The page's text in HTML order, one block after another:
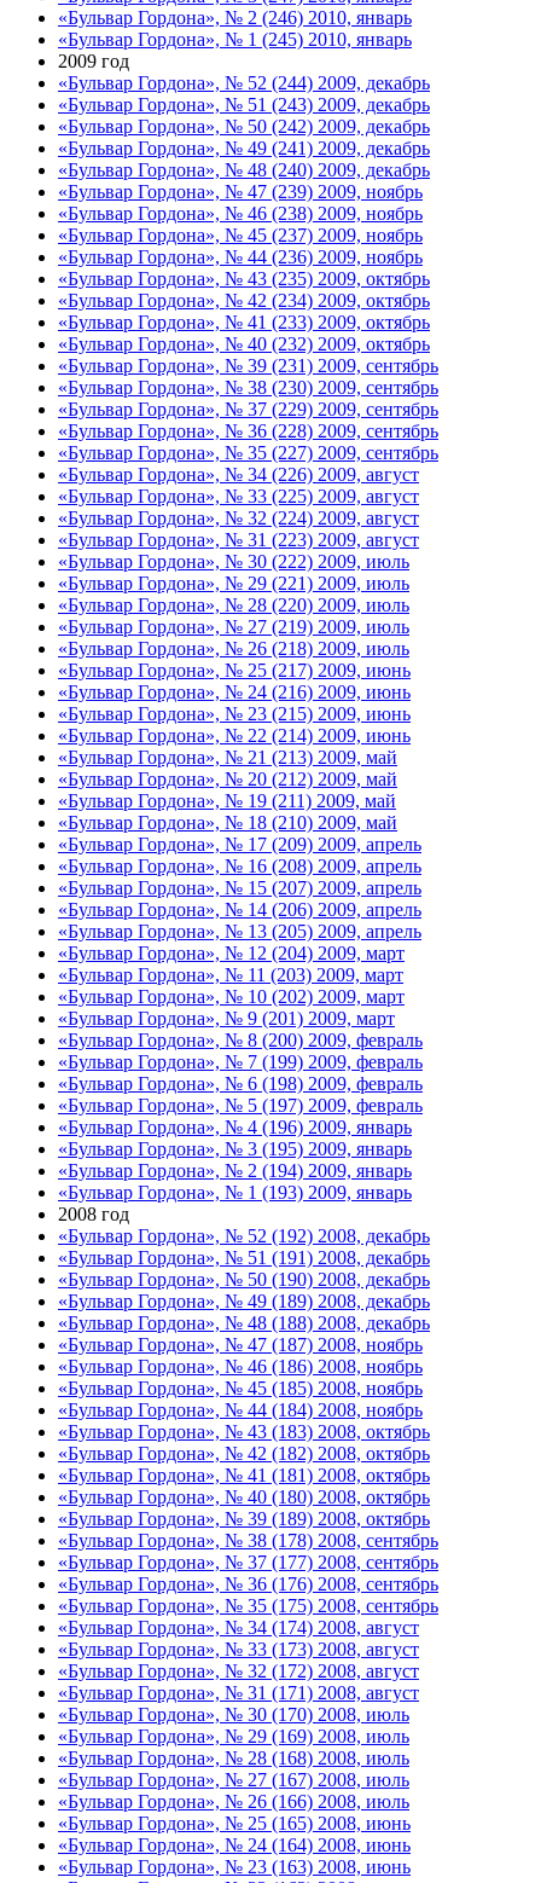
«Бульвар Гордона», № 2 (246) 2010, январь
«Бульвар Гордона», № 1 (245) 2010, январь
2009 год
«Бульвар Гордона», № 52 (244) 2009, декабрь
«Бульвар Гордона», № 51 (243) 2009, декабрь
«Бульвар Гордона», № 50 (242) 2009, декабрь
«Бульвар Гордона», № 49 (241) 2009, декабрь
«Бульвар Гордона», № 48 (240) 2009, декабрь
«Бульвар Гордона», № 47 (239) 2009, ноябрь
«Бульвар Гордона», № 46 (238) 2009, ноябрь
«Бульвар Гордона», № 45 (237) 2009, ноябрь
«Бульвар Гордона», № 44 (236) 2009, ноябрь
«Бульвар Гордона», № 43 (235) 2009, октябрь
«Бульвар Гордона», № 42 (234) 2009, октябрь
«Бульвар Гордона», № 41 (233) 2009, октябрь
«Бульвар Гордона», № 40 (232) 2009, октябрь
«Бульвар Гордона», № 39 (231) 2009, сентябрь
«Бульвар Гордона», № 38 (230) 2009, сентябрь
«Бульвар Гордона», № 37 (229) 2009, сентябрь
«Бульвар Гордона», № 36 (228) 2009, сентябрь
«Бульвар Гордона», № 35 (227) 2009, сентябрь
«Бульвар Гордона», № 34 (226) 2009, август
«Бульвар Гордона», № 33 (225) 2009, август
«Бульвар Гордона», № 32 (224) 2009, август
«Бульвар Гордона», № 31 (223) 2009, август
«Бульвар Гордона», № 30 (222) 2009, июль
«Бульвар Гордона», № 29 (221) 2009, июль
«Бульвар Гордона», № 28 (220) 2009, июль
«Бульвар Гордона», № 27 (219) 2009, июль
«Бульвар Гордона», № 26 (218) 2009, июль
«Бульвар Гордона», № 25 (217) 2009, июнь
«Бульвар Гордона», № 24 (216) 2009, июнь
«Бульвар Гордона», № 23 (215) 2009, июнь
«Бульвар Гордона», № 22 (214) 2009, июнь
«Бульвар Гордона», № 21 (213) 2009, май
«Бульвар Гордона», № 20 (212) 2009, май
«Бульвар Гордона», № 19 (211) 2009, май
«Бульвар Гордона», № 18 (210) 2009, май
«Бульвар Гордона», № 17 (209) 2009, апрель
«Бульвар Гордона», № 16 (208) 2009, апрель
«Бульвар Гордона», № 15 (207) 2009, апрель
«Бульвар Гордона», № 14 (206) 2009, апрель
«Бульвар Гордона», № 13 (205) 2009, апрель
«Бульвар Гордона», № 12 (204) 2009, март
«Бульвар Гордона», № 11 (203) 2009, март
«Бульвар Гордона», № 10 (202) 2009, март
«Бульвар Гордона», № 9 (201) 2009, март
«Бульвар Гордона», № 8 (200) 2009, февраль
«Бульвар Гордона», № 7 (199) 2009, февраль
«Бульвар Гордона», № 6 (198) 2009, февраль
«Бульвар Гордона», № 5 (197) 2009, февраль
«Бульвар Гордона», № 4 (196) 2009, январь
«Бульвар Гордона», № 3 (195) 2009, январь
«Бульвар Гордона», № 2 (194) 2009, январь
«Бульвар Гордона», № 1 (193) 2009, январь
2008 год
«Бульвар Гордона», № 52 (192) 2008, декабрь
«Бульвар Гордона», № 51 (191) 2008, декабрь
«Бульвар Гордона», № 50 (190) 2008, декабрь
«Бульвар Гордона», № 49 (189) 2008, декабрь
«Бульвар Гордона», № 48 (188) 2008, декабрь
«Бульвар Гордона», № 47 (187) 2008, ноябрь
«Бульвар Гордона», № 46 (186) 2008, ноябрь
«Бульвар Гордона», № 45 (185) 2008, ноябрь
«Бульвар Гордона», № 44 (184) 2008, ноябрь
«Бульвар Гордона», № 43 (183) 2008, октябрь
«Бульвар Гордона», № 42 (182) 2008, октябрь
«Бульвар Гордона», № 41 (181) 2008, октябрь
«Бульвар Гордона», № 40 (180) 2008, октябрь
«Бульвар Гордона», № 39 (189) 2008, октябрь
«Бульвар Гордона», № 38 (178) 2008, сентябрь
«Бульвар Гордона», № 37 (177) 2008, сентябрь
«Бульвар Гордона», № 36 (176) 2008, сентябрь
«Бульвар Гордона», № 35 (175) 2008, сентябрь
«Бульвар Гордона», № 34 (174) 2008, август
«Бульвар Гордона», № 33 (173) 2008, август
«Бульвар Гордона», № 32 (172) 2008, август
«Бульвар Гордона», № 31 (171) 2008, август
«Бульвар Гордона», № 30 (170) 2008, июль
«Бульвар Гордона», № 29 (169) 2008, июль
«Бульвар Гордона», № 28 (168) 2008, июль
«Бульвар Гордона», № 27 (167) 2008, июль
«Бульвар Гордона», № 26 (166) 2008, июль
«Бульвар Гордона», № 25 (165) 2008, июнь
«Бульвар Гордона», № 24 (164) 2008, июнь
«Бульвар Гордона», № 23 (163) 2008, июнь